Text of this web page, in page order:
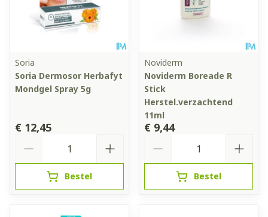
Soria
Soria Dermosor Herbafyt
Mondgel Spray 5g
€ 12,45
Bestel
Noviderm
Noviderm Boreade R
Stick
Herstel.verzachtend
11ml
€ 9,44
Bestel